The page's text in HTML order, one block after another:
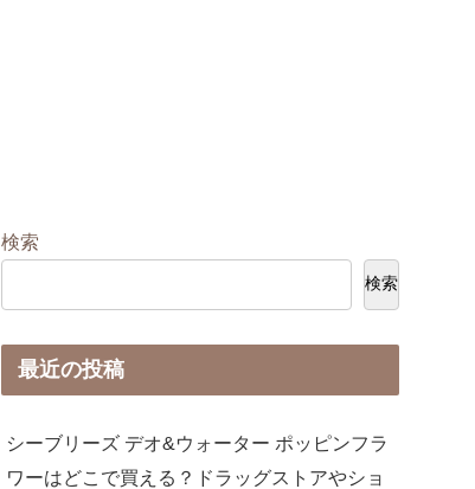
検索
検索
最近の投稿
シーブリーズ デオ&ウォーター ポッピンフラ
ワーはどこで買える？ドラッグストアやショ